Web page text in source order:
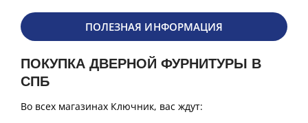
ПОЛЕЗНАЯ ИНФОРМАЦИЯ
ПОКУПКА ДВЕРНОЙ ФУРНИТУРЫ В
СПБ
Во всех магазинах Ключник, вас ждут: